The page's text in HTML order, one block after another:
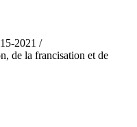
2021 /
de la francisation et de